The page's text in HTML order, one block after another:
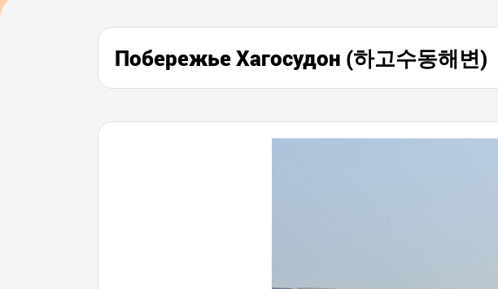
Побережье Хагосудон (하고수동해변)